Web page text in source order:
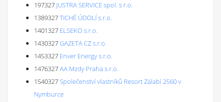
197327 JUSTRA SERVICE spol. s r.o.
1389327TICHÉ ÚDOLÍ s.r.o.
1401327 ELSEKO s.r.o.
1430327GAZETA CZ s.r.o.
1453327 Enver Energy s.r.o.
1476327AA Mzdy Praha s.r.o.
1540327Společenství vlastníků Resort Zálabí 2560 v
Nymburce